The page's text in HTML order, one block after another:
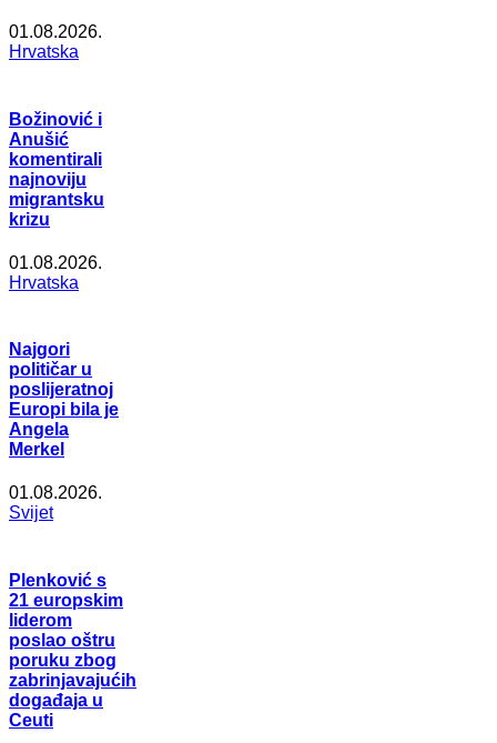
01.08.2026.
Hrvatska
Božinović i
Anušić
komentirali
najnoviju
migrantsku
krizu
01.08.2026.
Hrvatska
Najgori
političar u
poslijeratnoj
Europi bila je
Angela
Merkel
01.08.2026.
Svijet
Plenković s
21 europskim
liderom
poslao oštru
poruku zbog
zabrinjavajućih
događaja u
Ceuti